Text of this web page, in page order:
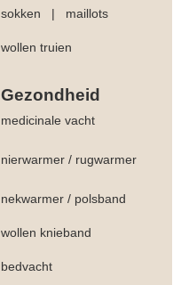
sokken | maillots
wollen truien
Gezondheid
medicinale vacht
nierwarmer / rugwarmer
nekwarmer / polsband
wollen knieband
bedvacht